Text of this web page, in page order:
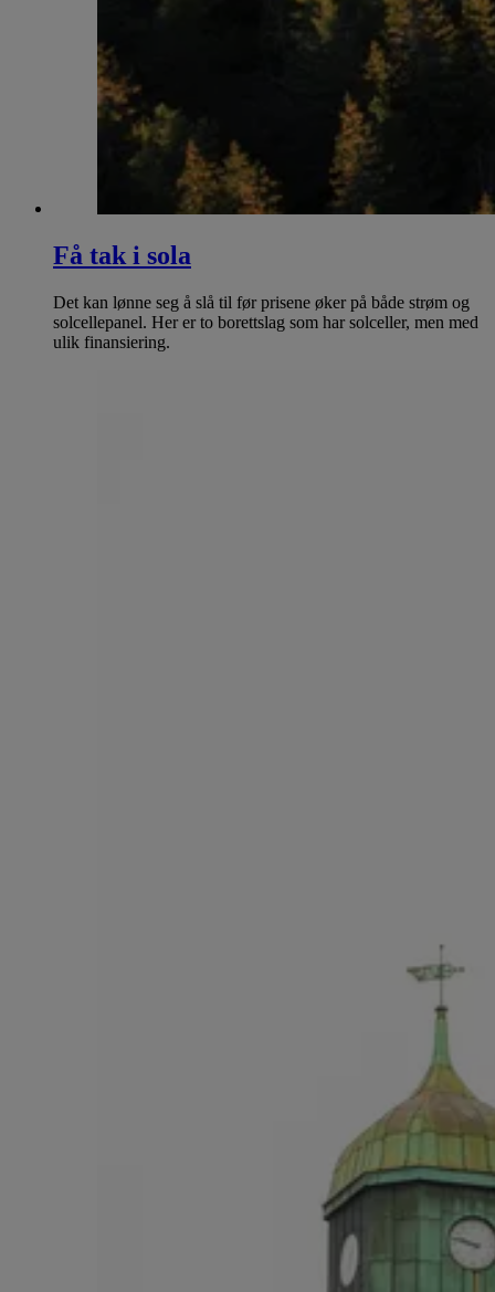
Få tak i sola
Det kan lønne seg å slå til før prisene øker på både strøm og
solcellepanel. Her er to borettslag som har solceller, men med
ulik finansiering.